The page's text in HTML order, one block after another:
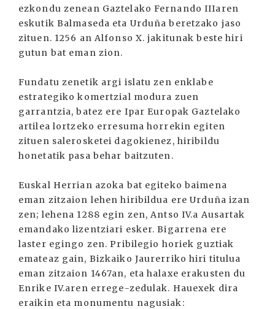
ezkondu zenean Gaztelako Fernando IIIaren
eskutik Balmaseda eta Urduña beretzako jaso
zituen. 1256 an Alfonso X. jakitunak beste hiri
gutun bat eman zion.
Fundatu zenetik argi islatu zen enklabe
estrategiko komertzial modura zuen
garrantzia, batez ere Ipar Europak Gaztelako
artilea lortzeko erresuma horrekin egiten
zituen salerosketei dagokienez, hiribildu
honetatik pasa behar baitzuten.
Euskal Herrian azoka bat egiteko baimena
eman zitzaion lehen hiribildua ere Urduña izan
zen; lehena 1288 egin zen, Antso IV.a Ausartak
emandako lizentziari esker. Bigarrena ere
laster egingo zen. Pribilegio horiek guztiak
emateaz gain, Bizkaiko Jaurerriko hiri titulua
eman zitzaion 1467an, eta halaxe erakusten du
Enrike IV.aren errege-zedulak. Hauexek dira
eraikin eta monumentu nagusiak: